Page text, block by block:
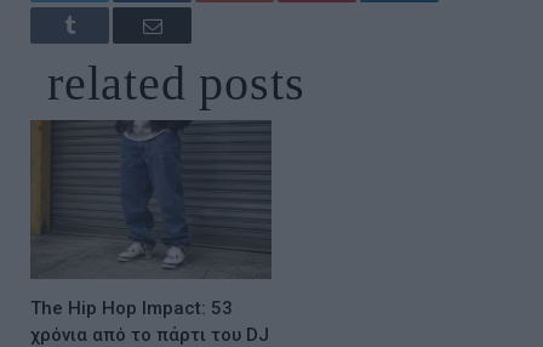
Tumblr Email
related posts
The Hip Hop Impact: 53
χρόνια από το πάρτι του DJ